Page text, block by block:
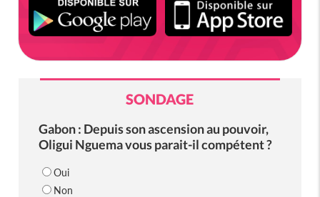
SONDAGE
Gabon : Depuis son ascension au pouvoir,
Oligui Nguema vous parait-il compétent ?
Oui
Non